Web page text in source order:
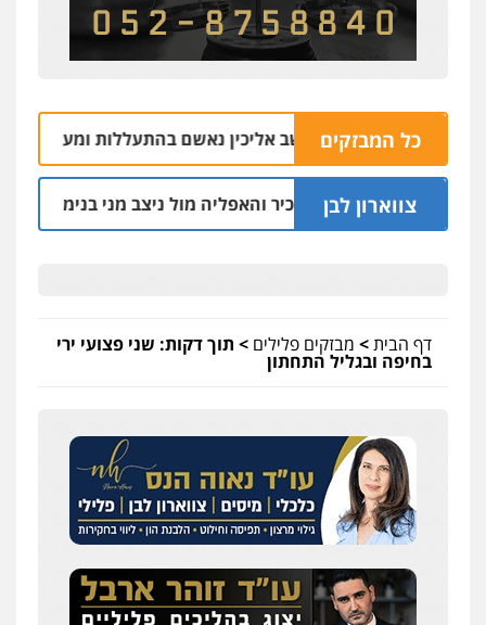
כל המבזקים
בעל משק במושב אליכין נאשם בהתעללות ומעשים מגונים
צווארון לבן
הקצין הבכיר והאפליה מול ניצב מני בנימין בתיק נצרת
דף הבית> מבזקים פלילים > תוך דקות: שני פצועי ירי
בחיפה ובגליל התחתון